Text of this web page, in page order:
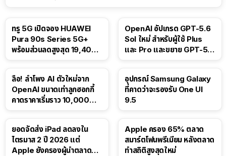
ทรู 5G เปิดจอง HUAWEI
Pura 90s Series 5G+
พร้อมส่วนลดสูงสุด 19,400
OpenAI อัปเกรด GPT-5.6
Sol ใหม่ สำหรับผู้ใช้ Plus
และ Pro และขยาย GPT-5.6
ลือ! ลำโพง AI ตัวใหม่จาก
OpenAI ขนาดเท่าลูกฮอกกี้
คาดราคาเริ่มราว 10,000
อุปกรณ์ Samsung Galaxy
ที่คาดว่าจะรองรับ One UI
9.5
ยอดจัดส่ง iPad ลดลงใน
ไตรมาส 2 ปี 2026 แต่
Apple ยังครองผู้นำตลาด
Apple ครอง 65% ตลาด
สมาร์ตโฟนพรีเมียม หลังตลาด
ทำสถิติสูงสุดใหม่